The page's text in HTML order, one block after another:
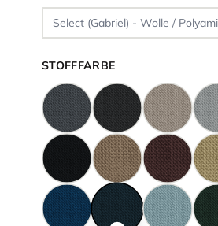
STOFFFARBE